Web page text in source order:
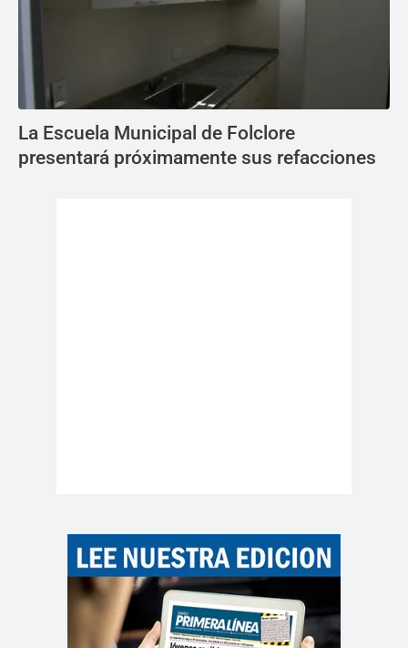
La Escuela Municipal de Folclore
presentará próximamente sus refacciones